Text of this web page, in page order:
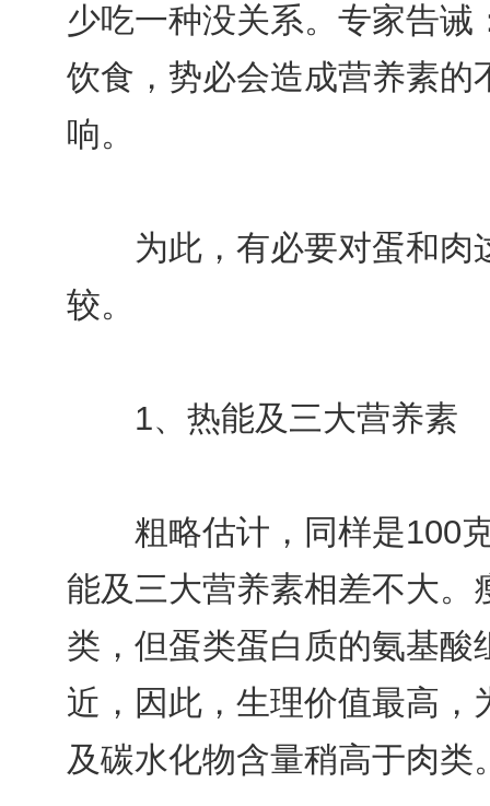
少吃一种没关系。专家告
饮食，势必会造成营养素
响。
为此，有必要对蛋和肉
较。
1、热能及三大营养素
粗略估计，同样是100克
能及三大营养素相差不大
类，但蛋类蛋白质的氨基
近，因此，生理价值最高
及碳水化物含量稍高于肉类